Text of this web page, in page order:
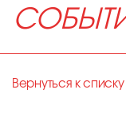
Вернуться к списку